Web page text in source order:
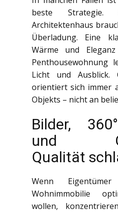
beste Strategie.
Architektenhaus
Überladung. Eine
Wärme und
Penthousewohnung
Licht und Ausblick.
orientiert sich immer
Objekts – nicht an
Bilder,
und
Qualität
Wenn
Wohnimmobilie
wollen,